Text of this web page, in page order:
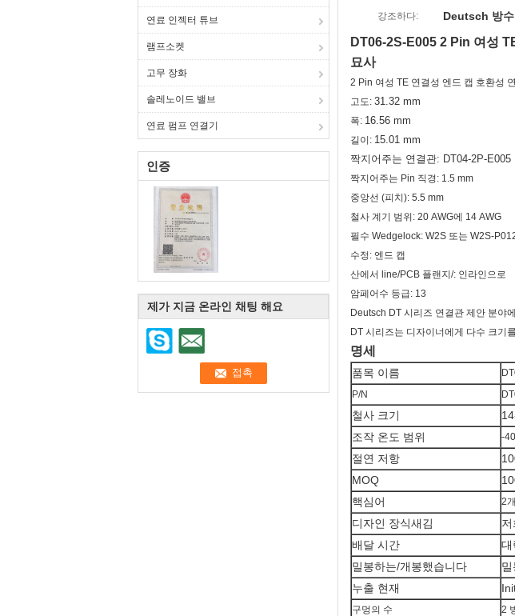
연료 인젝터 튜브
램프소켓
고무 장화
솔레노이드 밸브
연료 펌프 연결기
인증
제가 지금 온라인 채팅 해요
강조하다: Deutsch 방
DT06-2S-E005 2 Pin 여성
묘사
2 Pin 여성 TE 연결성 엔드 캡 호환성
고도: 31.32 mm
폭: 16.56 mm
길이: 15.01 mm
짝지어주는 연결관: DT04-2P-E005
짝지어주는 Pin 직경: 1.5 mm
중앙선 (피치): 5.5 mm
철사 계기 범위: 20 AWG에 14 AWG
필수 Wedgelock: W2S 또는 W2S-
수정: 엔드 캡
산에서 line/PCB 플랜지/: 인라인으로
암페어수 등급: 13
Deutsch DT 시리즈 연결관 제안 분야
DT 시리즈는 디자이너에게 다수 크기
명세
품목 이름
P/N
철사 크기
조작 온도 범위
-
절연 저항
MOQ
핵심어
2
디자인 장식새김
배달 시간
대
밀봉하는/개봉했습니다
누출 현재
구멍의 수
2